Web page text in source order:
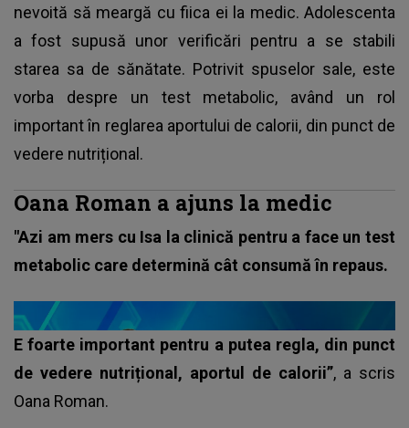
nevoită să meargă cu fiica ei la medic. Adolescenta
a fost supusă unor verificări pentru a se stabili
starea sa de sănătate. Potrivit spuselor sale, este
vorba despre un test metabolic, având un rol
important în reglarea aportului de calorii, din punct de
vedere nutrițional.
Oana Roman a ajuns la medic
"Azi am mers cu Isa la clinică pentru a face un test
metabolic care determină cât consumă în repaus.
E foarte important pentru a putea regla, din punct
de vedere nutrițional, aportul de calorii”, a scris
Oana Roman.